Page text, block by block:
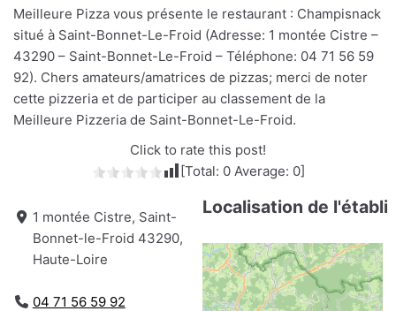
Meilleure Pizza vous présente le restaurant : Champisnack
situé à Saint-Bonnet-Le-Froid (Adresse: 1 montée Cistre –
43290 – Saint-Bonnet-Le-Froid – Téléphone: 04 71 56 59
92). Chers amateurs/amatrices de pizzas; merci de noter
cette pizzeria et de participer au classement de la
Meilleure Pizzeria de Saint-Bonnet-Le-Froid.
Click to rate this post!
[Total: 0Average: 0]
1 montée Cistre, Saint-
Bonnet-le-Froid 43290,
Haute-Loire
04 71 56 59 92
Localisation de